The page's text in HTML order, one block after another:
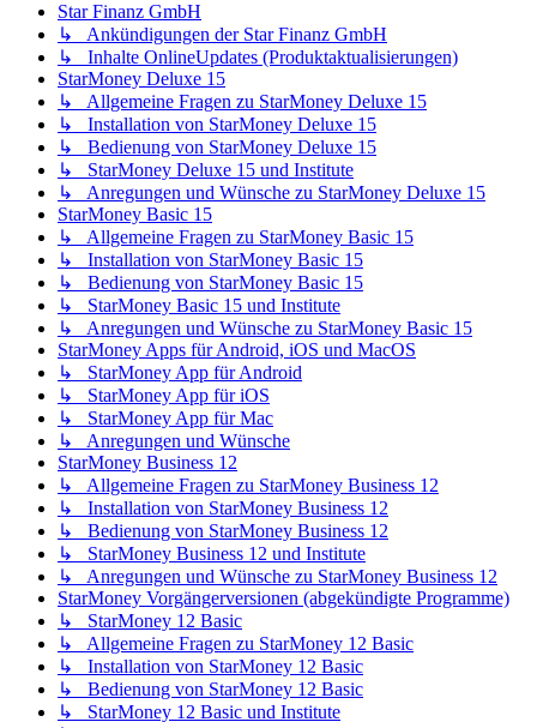
Star Finanz GmbH
↳ Ankündigungen der Star Finanz GmbH
↳ Inhalte OnlineUpdates (Produktaktualisierungen)
StarMoney Deluxe 15
↳ Allgemeine Fragen zu StarMoney Deluxe 15
↳ Installation von StarMoney Deluxe 15
↳ Bedienung von StarMoney Deluxe 15
↳ StarMoney Deluxe 15 und Institute
↳ Anregungen und Wünsche zu StarMoney Deluxe 15
StarMoney Basic 15
↳ Allgemeine Fragen zu StarMoney Basic 15
↳ Installation von StarMoney Basic 15
↳ Bedienung von StarMoney Basic 15
↳ StarMoney Basic 15 und Institute
↳ Anregungen und Wünsche zu StarMoney Basic 15
StarMoney Apps für Android, iOS und MacOS
↳ StarMoney App für Android
↳ StarMoney App für iOS
↳ StarMoney App für Mac
↳ Anregungen und Wünsche
StarMoney Business 12
↳ Allgemeine Fragen zu StarMoney Business 12
↳ Installation von StarMoney Business 12
↳ Bedienung von StarMoney Business 12
↳ StarMoney Business 12 und Institute
↳ Anregungen und Wünsche zu StarMoney Business 12
StarMoney Vorgängerversionen (abgekündigte Programme)
↳ StarMoney 12 Basic
↳ Allgemeine Fragen zu StarMoney 12 Basic
↳ Installation von StarMoney 12 Basic
↳ Bedienung von StarMoney 12 Basic
↳ StarMoney 12 Basic und Institute